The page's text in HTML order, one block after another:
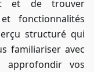
et de trouver
fonctionnalités
structuré qui
familiariser avec
approfondir vos